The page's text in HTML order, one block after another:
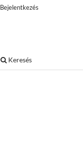
Keresés
Bejelentkezés